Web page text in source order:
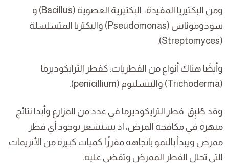
ومن البكتيريا المفيدة: البكتيرية العصوية (Bacillus) و
سودوموناس (Pseudomonas) والبكتريا المتسلسلة
(Streptomyces).
وأيضًا هناك أنواع من الفطريات: كفطر الترايكوديرما
(Trichoderma) والبنسليوم (penicillium).
وقد طُبِق فطر الترايكوديرما في عدد من المزارع وأبدا نتائج
مبهرة في مكافحة المرض، اذ يستشعر بوجود أي فطر
ممرض ويبدأ بالنمو باتجاهه مفرزًا كميات كبيرة من الأنزيمات
التي تحلل الفطر الممرض وتقضي عليه.